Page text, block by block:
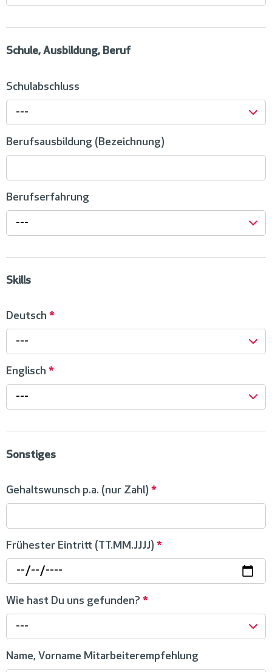
Schule, Ausbildung, Beruf
Schulabschluss
---
Berufsausbildung (Bezeichnung)
Berufserfahrung
---
Skills
Deutsch *
---
Englisch *
---
Sonstiges
Gehaltswunsch p.a. (nur Zahl) *
Frühester Eintritt (TT.MM.JJJJ) *
Wie hast Du uns gefunden? *
---
Name, Vorname Mitarbeiterempfehlung